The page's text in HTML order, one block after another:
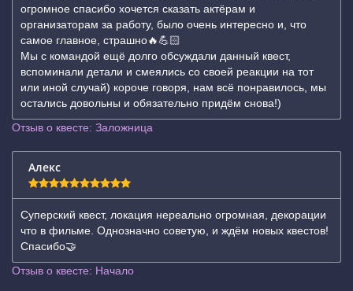
огромное спасибо хочется сказать актёрам и
организаторам за работу, было очень интересно и, что
самое главное, страшно🔥💪🏻
Мы с командой ещё долго обсуждали данный квест,
вспоминали детали и смеялись со своей реакции на тот
или иной случай) короче говоря, нам всё понравилось, мы
остались довольны и обязательно придём снова!)
Отзыв о квесте: Заложница
Алекс
Суперский квест, локация нереально огромная, декорации
что в фильме. Однозначно советую, и ждём новых квестов!
Спасибо🤝
Отзыв о квесте: Начало